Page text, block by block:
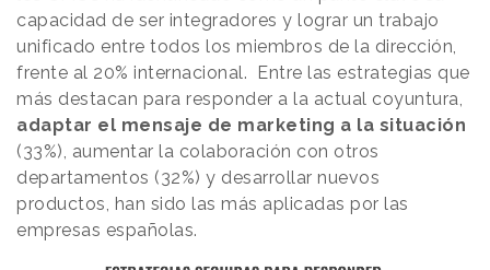
capacidad de ser integradores y lograr un trabajo
unificado entre todos los miembros de la dirección,
frente al 20% internacional. Entre las estrategias que
más destacan para responder a la actual coyuntura,
adaptar el mensaje de marketing a la situación
(33%), aumentar la colaboración con otros
departamentos (32%) y desarrollar nuevos
productos, han sido las más aplicadas por las
empresas españolas.